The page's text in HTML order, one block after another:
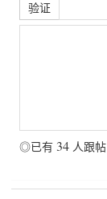
验证
◎已有 34 人跟帖